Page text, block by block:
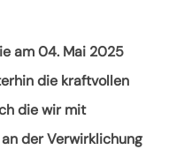
am 04. Mai 2025
die kraftvollen
die wir mit
der Verwirklichung